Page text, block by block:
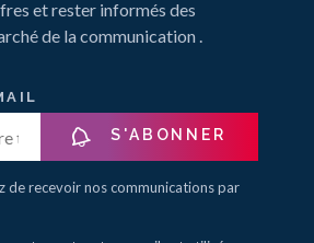
et rester informés des
de la communication .
S'ABONNER
de recevoir nos communications par